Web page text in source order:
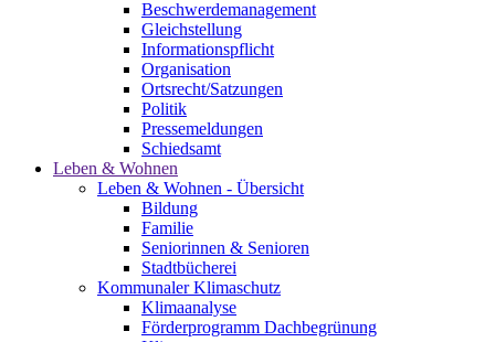
Beschwerdemanagement
Gleichstellung
Informationspflicht
Organisation
Ortsrecht/Satzungen
Politik
Pressemeldungen
Schiedsamt
Leben & Wohnen
Leben & Wohnen - Übersicht
Bildung
Familie
Seniorinnen & Senioren
Stadtbücherei
Kommunaler Klimaschutz
Klimaanalyse
Förderprogramm Dachbegrünung